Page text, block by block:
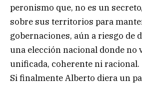
peronismo que, no es un
sobre sus territorios para
gobernaciones, aún a riesgo de
una elección nacional donde no
unificada, coherente ni racional.
Si finalmente Alberto diera un